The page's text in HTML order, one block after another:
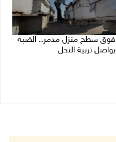
فوق سطح منزل مدمر.. الضبة
يواصل تربية النحل